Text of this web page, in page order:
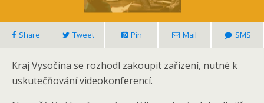
Share Tweet Pin Mail SMS
Kraj Vysočina se rozhodl zakoupit zařízení, nutné k
uskutečňování videokonferencí.